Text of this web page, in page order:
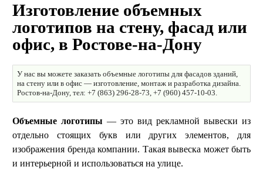
Изготовление объемных
логотипов на стену, фасад или
офис, в Ростове-на-Дону
У нас вы можете заказать объемные логотипы для фасадов зданий,
на стену или в офис — изготовление, монтаж и разработка дизайна.
Ростов-на-Дону, тел: +7 (863) 296-28-73, +7 (960) 457-10-03.
Объемные логотипы — это вид рекламной вывески из
отдельно стоящих букв или других элементов, для
изображения бренда компании. Такая вывеска может быть
и интерьерной и использоваться на улице.